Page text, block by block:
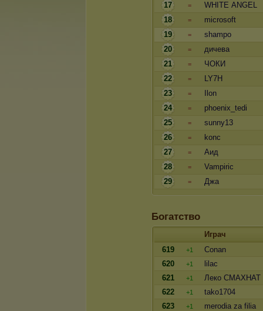
17
=
WHITE ANGEL
18
=
microsoft
19
=
shampo
20
=
дичева
21
=
ЧОКИ
22
=
LY7H
23
=
Ilon
24
=
phoenix_tedi
25
=
sunny13
26
=
konc
27
=
Аид
28
=
Vampiric
29
= Джа
Богатство
Играч
619
+1
Conan
620
+1
lilac
621
+1
Леко СМАХНАТ
622
+1
tako1704
623
+1
merodia za filia